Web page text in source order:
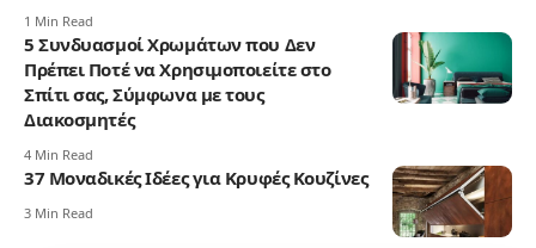
1 Min Read
5 Συνδυασμοί Χρωμάτων που Δεν
Πρέπει Ποτέ να Χρησιμοποιείτε στο
Σπίτι σας, Σύμφωνα με τους
Διακοσμητές
4 Min Read
37 Μοναδικές Ιδέες για Κρυφές Κουζίνες
3 Min Read